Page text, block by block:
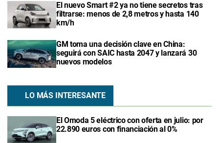
El nuevo Smart #2 ya no tiene secretos tras
filtrarse: menos de 2,8 metros y hasta 140
km/h
GM toma una decisión clave en China:
seguirá con SAIC hasta 2047 y lanzará 30
nuevos modelos
LO MÁS INTERESANTE
El Omoda 5 eléctrico con oferta en julio: por
22.890 euros con financiación al 0%